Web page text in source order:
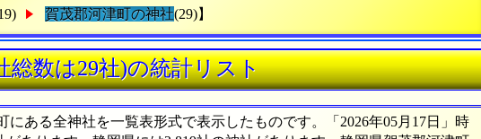
賀茂郡河津町の神社(29)】
総数は29社)の統計リスト
ある全神社を一覧表形式で表示したものです。「2026年05月17日」時